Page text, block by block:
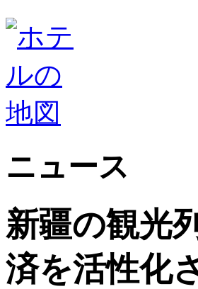
ニュース
新疆の観光
済を活性化